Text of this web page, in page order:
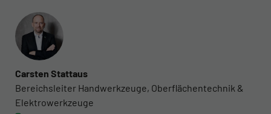
Carsten Stattaus
Bereichsleiter Handwerkzeuge, Oberflächentechnik &
Elektrowerkzeuge